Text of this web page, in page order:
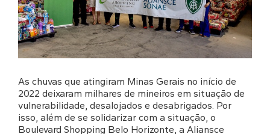
As chuvas que atingiram Minas Gerais no início de
2022 deixaram milhares de mineiros em situação de
vulnerabilidade, desalojados e desabrigados. Por
isso, além de se solidarizar com a situação, o
Boulevard Shopping Belo Horizonte, a Aliansce